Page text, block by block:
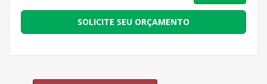
SOLICITE SEU ORÇAMENTO